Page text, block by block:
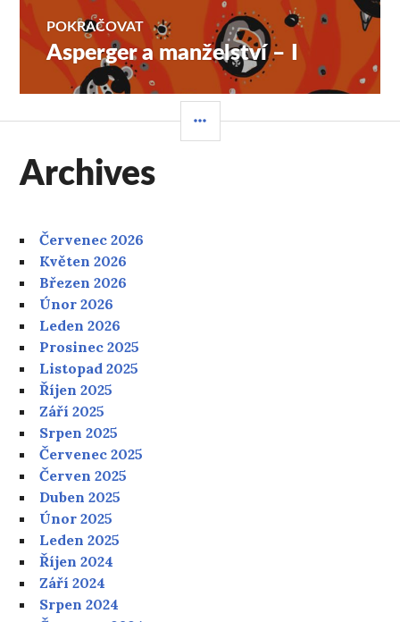
POKRAČOVAT
Následující
příspěvek:
Asperger a manželství – I
PANEL
Archives
Červenec 2026
Květen 2026
Březen 2026
Únor 2026
Leden 2026
Prosinec 2025
Listopad 2025
Říjen 2025
Září 2025
Srpen 2025
Červenec 2025
Červen 2025
Duben 2025
Únor 2025
Leden 2025
Říjen 2024
Září 2024
Srpen 2024